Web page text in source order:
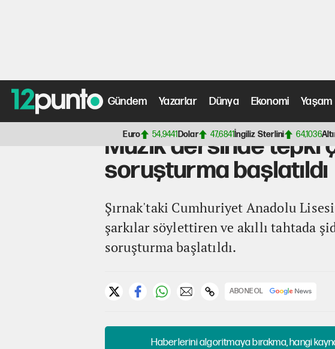
Gündem Yazarlar Dünya Ekonomi Yaşam
Euro 54,9441 Dolar 47,6841 İngiliz Sterlini 64,1036
Anasayfa>Yerel Haberler Haberleri> Müzik dersinde tepki çeken şarkı:
Müzik dersinde tepki
soruşturma başlatıldı
Şırnak'taki Cumhuriyet Anadolu
şarkılar söylettiren ve akıllı tahtada
soruşturma başlatıldı.
ABONE OL
Haberlerini algoritmaya bırakma, hangi